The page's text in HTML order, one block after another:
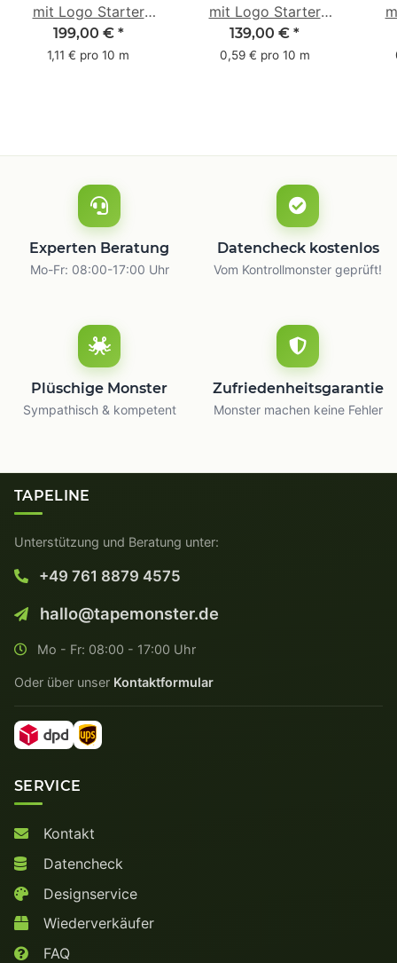
mit Logo Starter
Pack - 1-farbig- 50
mm x 50 m - mit
199,00 € *
1,11 € pro 10 m
mit Logo Starter
Pack - 1-farbig- 48
mm x 66 m
139,00 € *
0,59 € pro 10 m
Experten Beratung
Mo-Fr: 08:00-17:00 Uhr
Datencheck kostenlos
Vom Kontrollmonster geprüft!
Plüschige Monster
Sympathisch & kompetent
Zufriedenheitsgarantie
Monster machen keine Fehler
TAPELINE
Unterstützung und Beratung unter:
+49 761 8879 4575
hallo@tapemonster.de
Mo - Fr: 08:00 - 17:00 Uhr
Oder über unser Kontaktformular
SERVICE
Kontakt
Datencheck
Designservice
Wiederverkäufer
FAQ